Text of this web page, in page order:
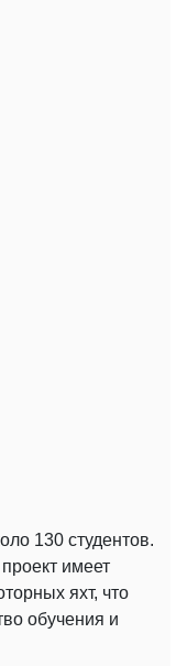
130 студентов.
имеет
яхт, что
обучения и